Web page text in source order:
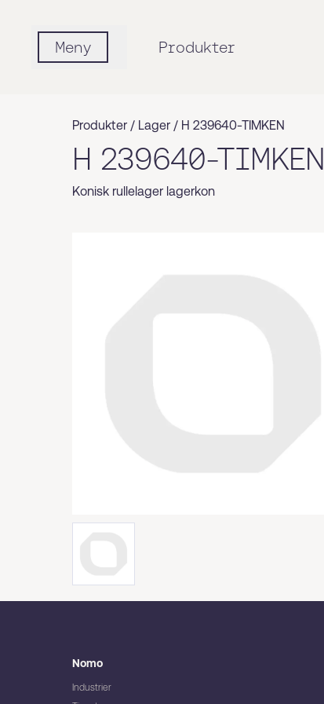
Meny Produkter
Produkter / Lager / H 239640-TIMKEN
H 239640-TIMKEN
Konisk rullelager lagerkon
Nomo
Industrier